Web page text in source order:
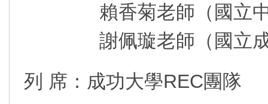
賴香菊老師（國立中山
謝佩璇老師（國立
列 席 ： 成功大學REC團隊